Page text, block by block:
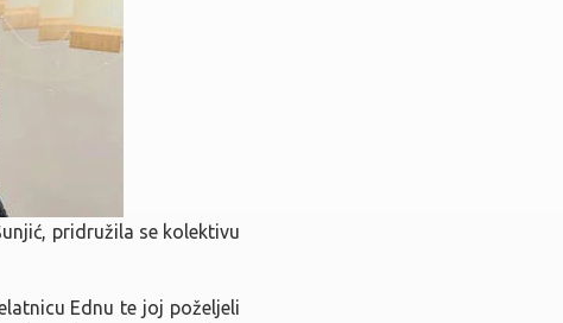
pridružila se kolektivu
Ednu te joj poželjeli